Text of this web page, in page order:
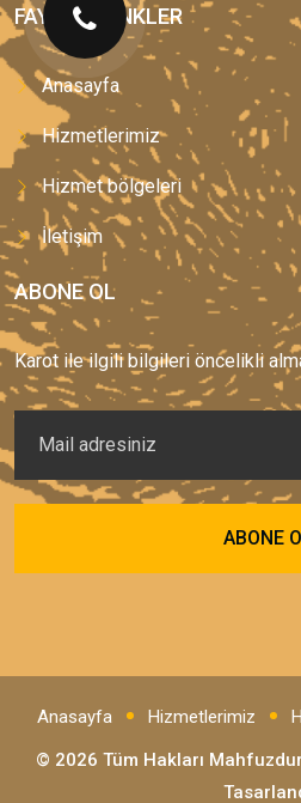
FAYDALI LINKLER
Anasayfa
Hizmetlerimiz
Hizmet bölgeleri
İletişim
ABONE OL
Karot ile ilgili bilgileri öncelikli
Anasayfa Hizmetlerimiz
© 2026 Tüm Hakları